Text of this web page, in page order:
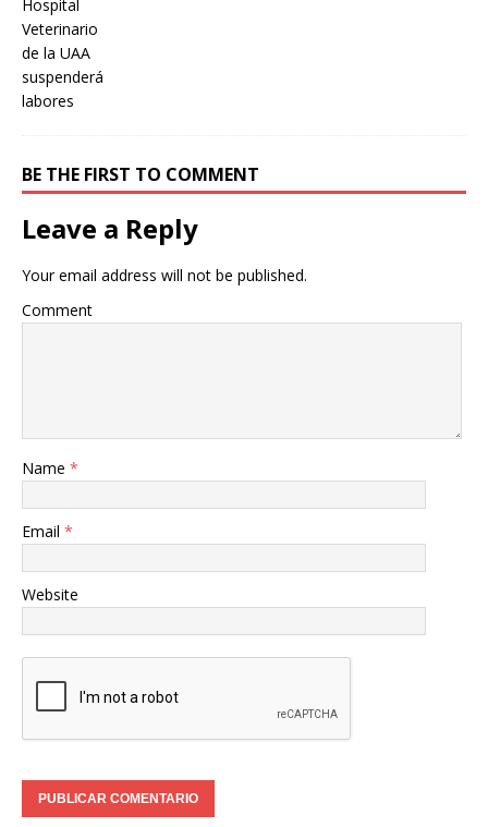
BE THE FIRST TO COMMENT
Leave a Reply
Your email address will not be published.
Comment
Name *
Email *
Website